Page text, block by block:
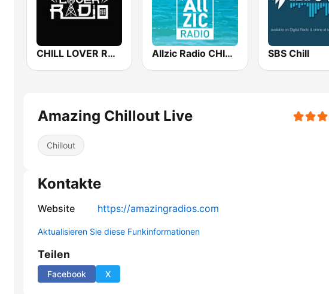
CHILL LOVER RADIO Allzic Radio CHILL OUT SBS Chill
Amazing Chillout Live
Chillout
Kontakte
Website https://amazingradios.com
Aktualisieren Sie diese Funkinformationen
Teilen
Facebook X